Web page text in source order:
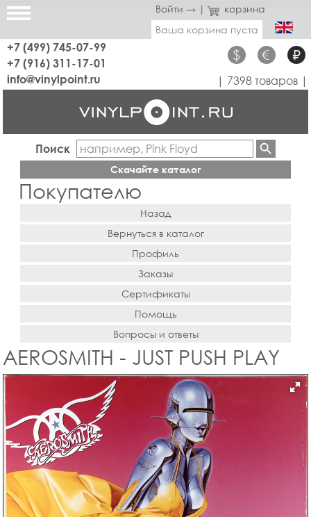
Войти → |
корзина
Ваша корзина пуста
+7 (499) 745-07-99
+7 (916) 311-17-01
$ € ₽
info@vinylpoint.ru | 7398 товаров |
Поиск
Скачайте каталог
Покупателю
Назад
Вернуться в каталог
Профиль
Заказы
Сертификаты
Помощь
Вопросы и ответы
AEROSMITH - JUST PUSH PLAY